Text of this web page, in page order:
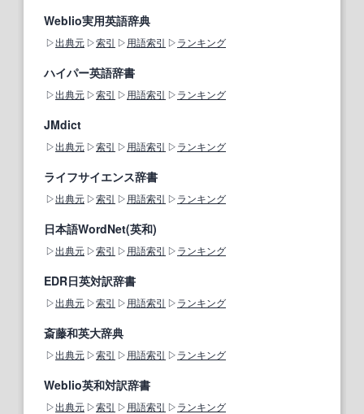
Weblio実用英語辞典
出典元 索引 用語索引 ランキング
ハイパー英語辞書
出典元 索引 用語索引 ランキング
JMdict
出典元 索引 用語索引 ランキング
ライフサイエンス辞書
出典元 索引 用語索引 ランキング
日本語WordNet(英和)
出典元 索引 用語索引 ランキング
EDR日英対訳辞書
出典元 索引 用語索引 ランキング
斎藤和英大辞典
出典元 索引 用語索引 ランキング
Weblio英和対訳辞書
出典元 索引 用語索引 ランキング